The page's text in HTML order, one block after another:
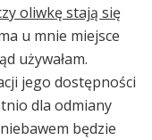
oliwkę stają się
u mnie miejsce
używałam.
jego dostępności
dla odmiany
będzie